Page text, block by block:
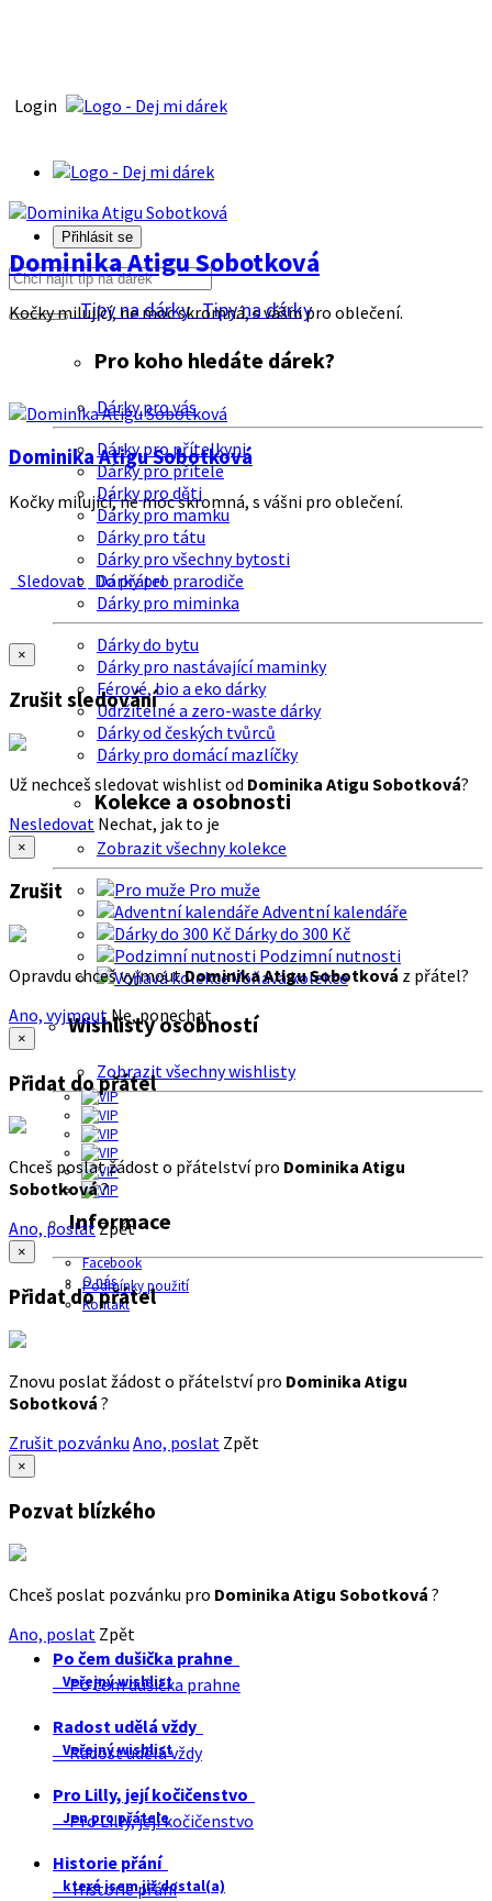
Login
Přihlásit se
Tipy na dárkyTipy na dárky
Pro koho hledáte dárek?
Dárky pro vás
Dárky pro přítelkyni
Dárky pro přítele
Dárky pro děti
Dárky pro mamku
Dárky pro tátu
Dárky pro všechny bytosti
Dárky pro prarodiče
Dárky pro miminka
Dárky do bytu
Dárky pro nastávající maminky
Férové, bio a eko dárky
Udržitelné a zero-waste dárky
Dárky od českých tvůrců
Dárky pro domácí mazlíčky
Kolekce a osobnosti
Zobrazit všechny kolekce
Pro muže
Adventní kalendáře
Dárky do 300 Kč
Podzimní nutnosti
Voňavá kolekce
Wishlisty osobností
Zobrazit všechny wishlisty
Informace
Facebook
O nás
Podmínky použití
Kontakt
Dominika Atigu Sobotková
Kočky milující, ne moc skromná, s vášni pro oblečení.
Dominika Atigu Sobotková
Kočky milující, ne moc skromná, s vášni pro oblečení.
Sledovat Do přátel
×
Zrušit sledování
Už nechceš sledovat wishlist od Dominika Atigu Sobotková?
Nesledovat Nechat, jak to je
×
Zrušit
Opravdu chceš vyjmoutDominika Atigu Sobotková z přátel?
Ano, vyjmout Ne, ponechat
×
Přidat do přátel
Chceš poslat žádost o přátelství pro Dominika Atigu
Sobotková?
Ano, poslatZpět
×
Přidat do přátel
Znovu poslat žádost o přátelství pro Dominika Atigu
Sobotková ?
Zrušit pozvánku Ano, poslat Zpět
×
Pozvat blízkého
Chceš poslat pozvánku pro Dominika Atigu Sobotková ?
Ano, poslat Zpět
Po čem dušička prahne
Veřejný wishlist
Po čem dušička prahne
Radost udělá vždy
Veřejný wishlist
Radost udělá vždy
Pro Lilly, její kočičenstvo
Jen pro přátele
Pro Lilly, její kočičenstvo
Historie přání
které jsem již dostal(a)
Historie přání